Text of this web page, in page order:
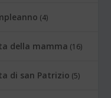
(4)
della mamma (16)
di san Patrizio (5)